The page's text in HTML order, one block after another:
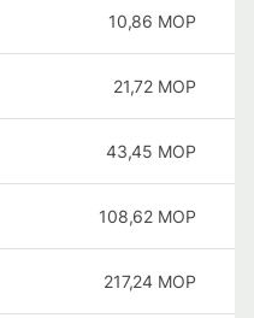
10,86 MOP
21,72 MOP
43,45 MOP
108,62 MOP
217,24 MOP